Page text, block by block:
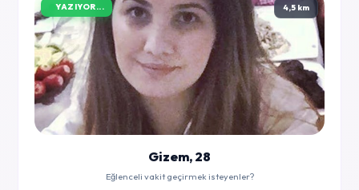
YAZIYOR... 4,5 km
Gizem, 28
Eğlenceli vakit geçirmek isteyenler?